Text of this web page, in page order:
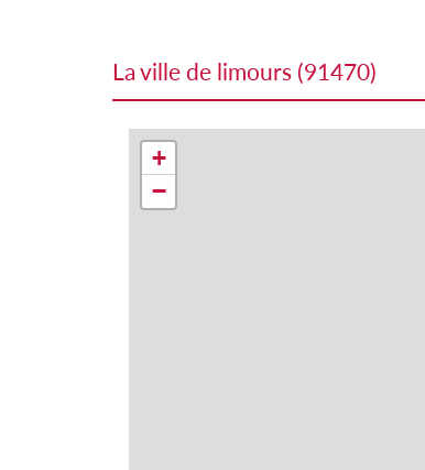
la ville de limours (91470)
+
−